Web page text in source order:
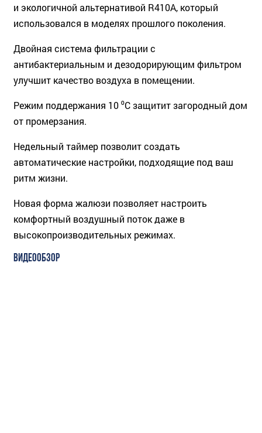
и экологичной альтернативой R410A, который
использовался в моделях прошлого поколения.
Двойная система фильтрации с
антибактериальным и дезодорирующим фильтром
улучшит качество воздуха в помещении.
Режим поддержания 10 ⁰С защитит загородный дом
от промерзания.
Недельный таймер позволит создать
автоматические настройки, подходящие под ваш
ритм жизни.
Новая форма жалюзи позволяет настроить
комфортный воздушный поток даже в
высокопроизводительных режимах.
ВИДЕООБЗОР